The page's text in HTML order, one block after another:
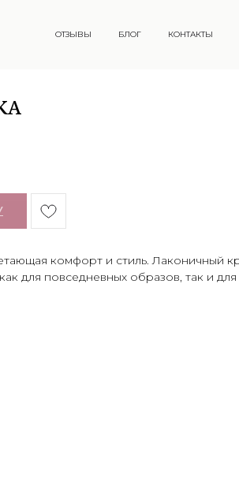
ОТЗЫВЫ БЛОГ КОНТАКТЫ
комфорт и стиль. Лаконичный
для повседневных образов, так и